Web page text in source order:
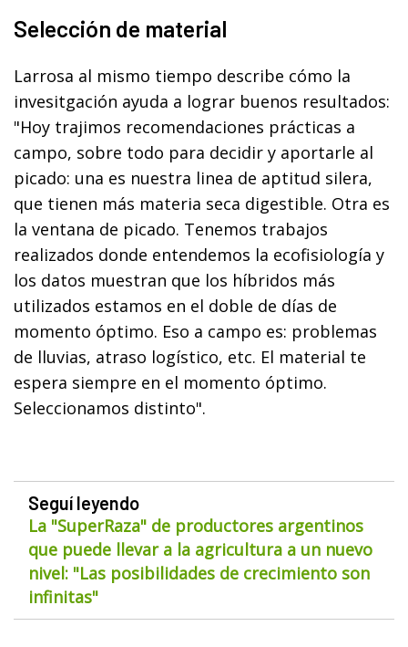
Selección de material
Larrosa al mismo tiempo describe cómo la
invesitgación ayuda a lograr buenos resultados:
"Hoy trajimos recomendaciones prácticas a
campo, sobre todo para decidir y aportarle al
picado: una es nuestra linea de aptitud silera,
que tienen más materia seca digestible. Otra es
la ventana de picado. Tenemos trabajos
realizados donde entendemos la ecofisiología y
los datos muestran que los híbridos más
utilizados estamos en el doble de días de
momento óptimo. Eso a campo es: problemas
de lluvias, atraso logístico, etc. El material te
espera siempre en el momento óptimo.
Seleccionamos distinto".
Seguí leyendo
La "SuperRaza" de productores argentinos
que puede llevar a la agricultura a un nuevo
nivel: "Las posibilidades de crecimiento son
infinitas"